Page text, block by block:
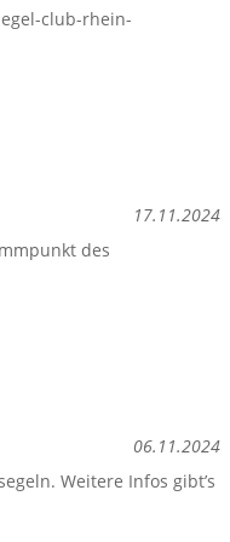
club-rhein-
17.11.2024
des
06.11.2024
Weitere Infos gibt’s